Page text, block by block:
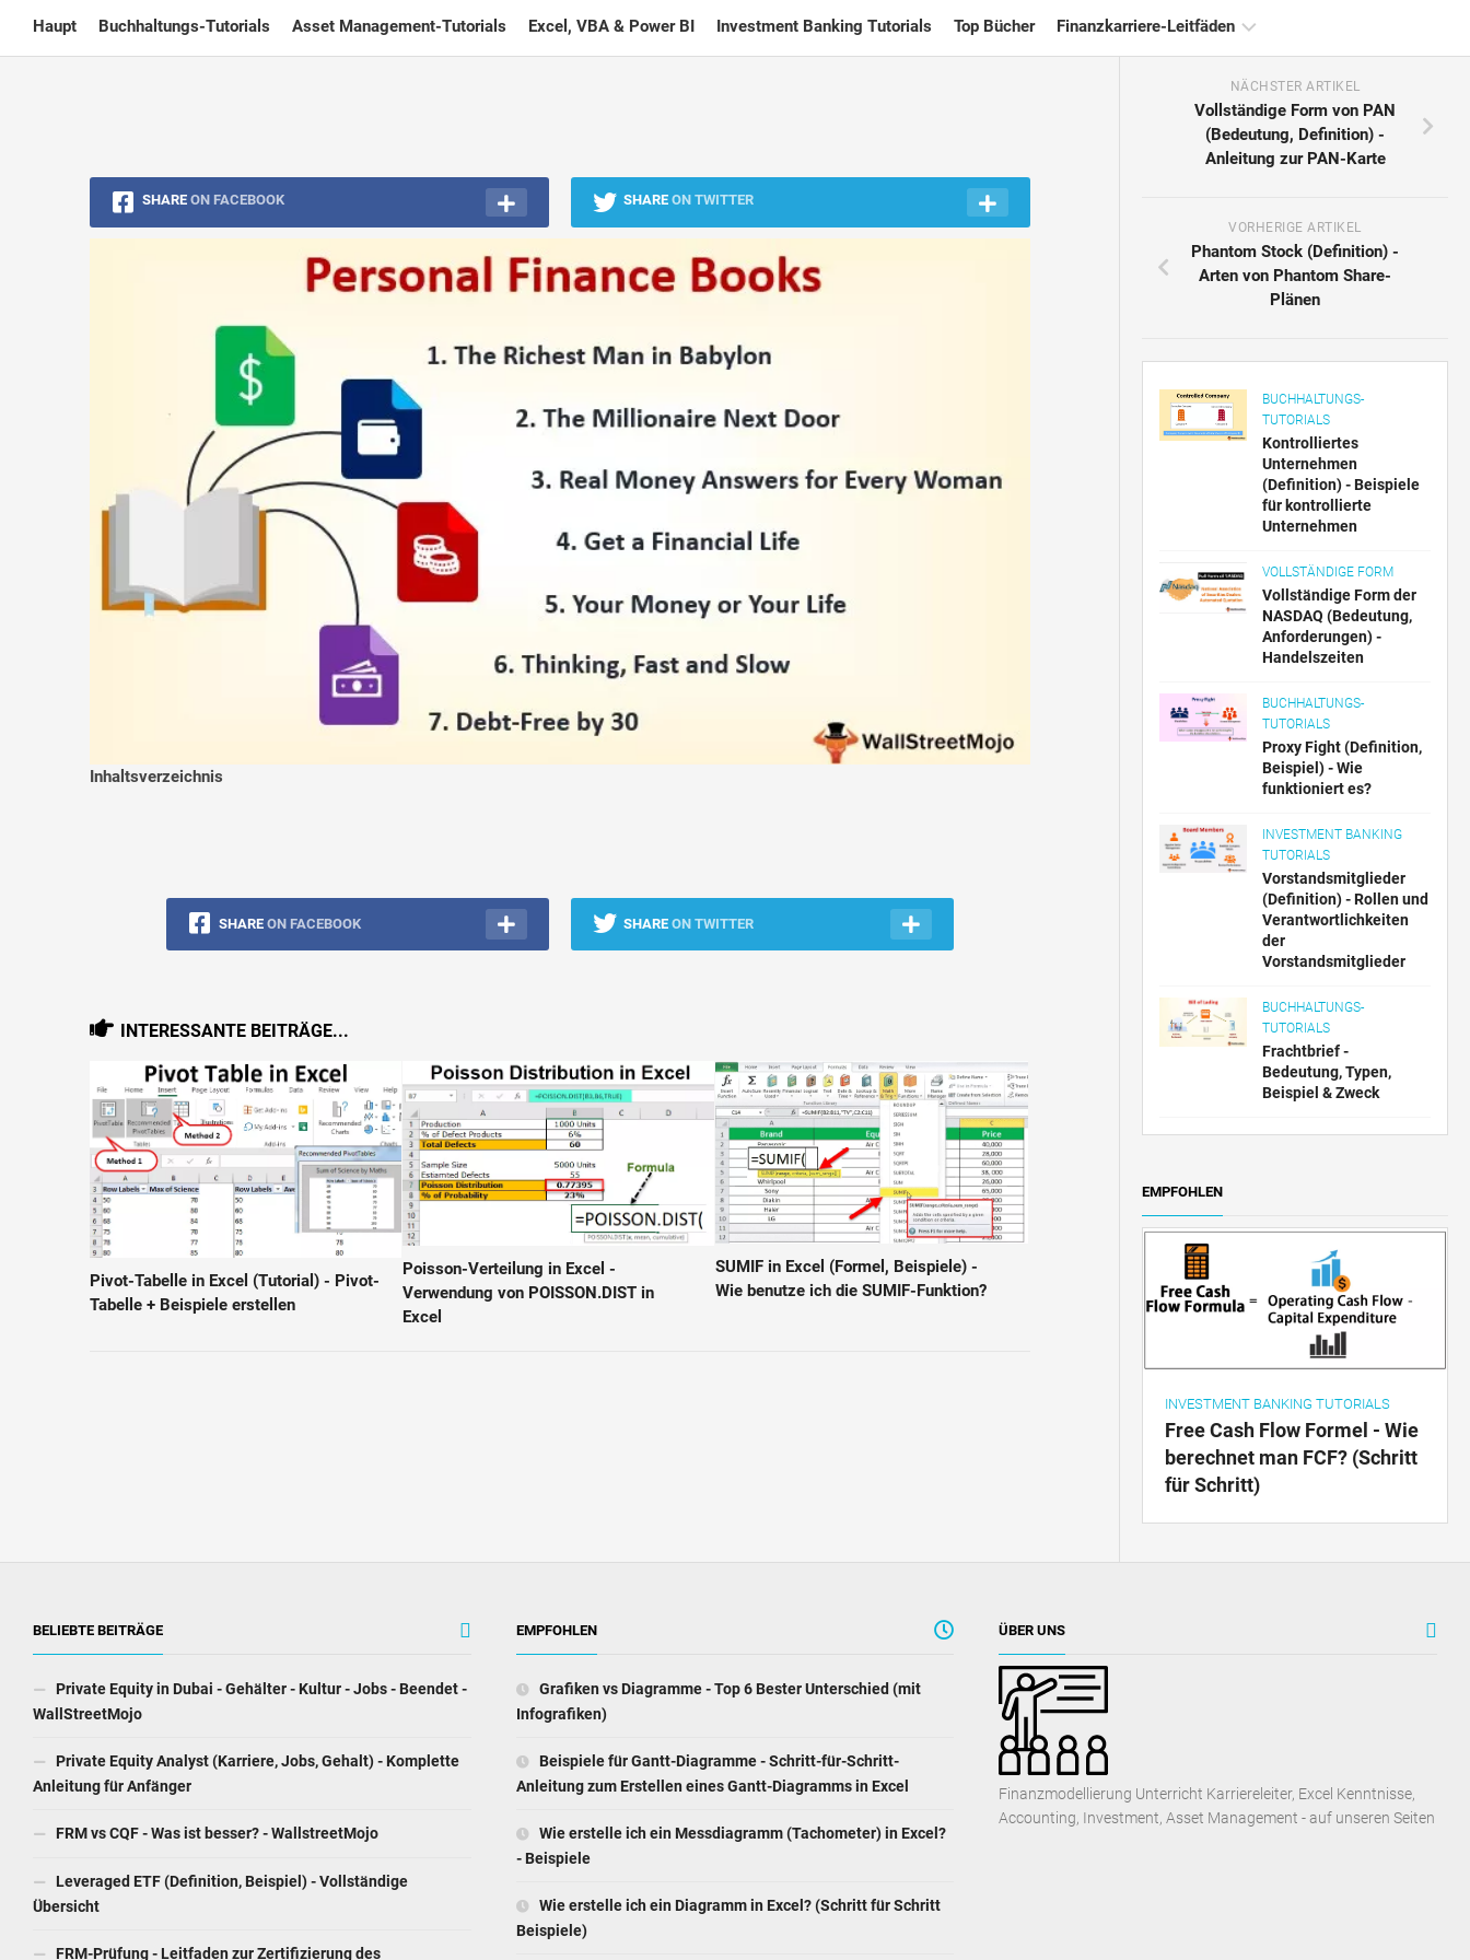
content
Haupt Buchhaltungs-Tutorials Asset Management-Tutorials Excel, VBA & Power BI Investment Banking Tutorials Top Bücher Finanzkarriere-Leitfäden
Finanzzertifizierung
Finanzmodellierung
Risikomanagement-
SHARE ON FACEBOOK SHARE ON TWITTER
Inhaltsverzeichnis
SHARE ON FACEBOOK SHARE ON TWITTER
INTERESSANTE BEITRÄGE...
Pivot-Tabelle in Excel (Tutorial) - Pivot-
Tabelle + Beispiele erstellen
Poisson-Verteilung in Excel -
Verwendung von POISSON.DIST in
Excel
SUMIF in Excel (Formel, Beispiele) -
Wie benutze ich die SUMIF-Funktion?
NÄCHSTER ARTIKEL
Vollständige Form von PAN
(Bedeutung, Definition) -
Anleitung zur PAN-Karte
VORHERIGE ARTIKEL
Phantom Stock (Definition) -
Arten von Phantom Share-
Plänen
BUCHHALTUNGS-
TUTORIALS
Kontrolliertes
Unternehmen
(Definition) - Beispiele
für kontrollierte
Unternehmen
VOLLSTÄNDIGE FORM
Vollständige Form der
NASDAQ (Bedeutung,
Anforderungen) -
Handelszeiten
BUCHHALTUNGS-
TUTORIALS
Proxy Fight (Definition,
Beispiel) - Wie
funktioniert es?
INVESTMENT BANKING
TUTORIALS
Vorstandsmitglieder
(Definition) - Rollen und
Verantwortlichkeiten
der
Vorstandsmitglieder
BUCHHALTUNGS-
TUTORIALS
Frachtbrief -
Bedeutung, Typen,
Beispiel & Zweck
EMPFOHLEN
INVESTMENT BANKING TUTORIALS
Free Cash Flow Formel - Wie
berechnet man FCF? (Schritt
für Schritt)
BELIEBTE BEITRÄGE
Private Equity in Dubai - Gehälter - Kultur - Jobs - Beendet -
WallStreetMojo
Private Equity Analyst (Karriere, Jobs, Gehalt) - Komplette
Anleitung für Anfänger
FRM vs CQF - Was ist besser? - WallstreetMojo
Leveraged ETF (Definition, Beispiel) - Vollständige
Übersicht
FRM-Prüfung - Leitfaden zur Zertifizierung des
EMPFOHLEN
Grafiken vs Diagramme - Top 6 Bester Unterschied (mit
Infografiken)
Beispiele für Gantt-Diagramme - Schritt-für-Schritt-
Anleitung zum Erstellen eines Gantt-Diagramms in Excel
Wie erstelle ich ein Messdiagramm (Tachometer) in Excel?
- Beispiele
Wie erstelle ich ein Diagramm in Excel? (Schritt für Schritt
Beispiele)
ÜBER UNS
Finanzmodellierung Unterricht Karriereleiter, Excel Kenntnisse,
Accounting, Investment, Asset Management - auf unseren Seiten